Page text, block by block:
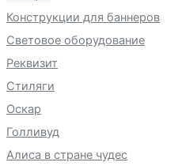
Конструкции для баннеров
Световое оборудование
Реквизит
Стиляги
Оскар
Голливуд
Алиса в стране чудес